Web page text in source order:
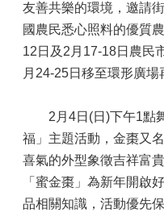
友善共樂的環境，邀請
國農民悉心照料的優質
12日及2月17-18日農民
月24-25日移至環形廣場
2月4日(日)下午1點舞
福」主題活動，金棗又
喜氣的外型象徵吉祥富
「蜜金棗」為新年開啟
品相關知識，活動優先